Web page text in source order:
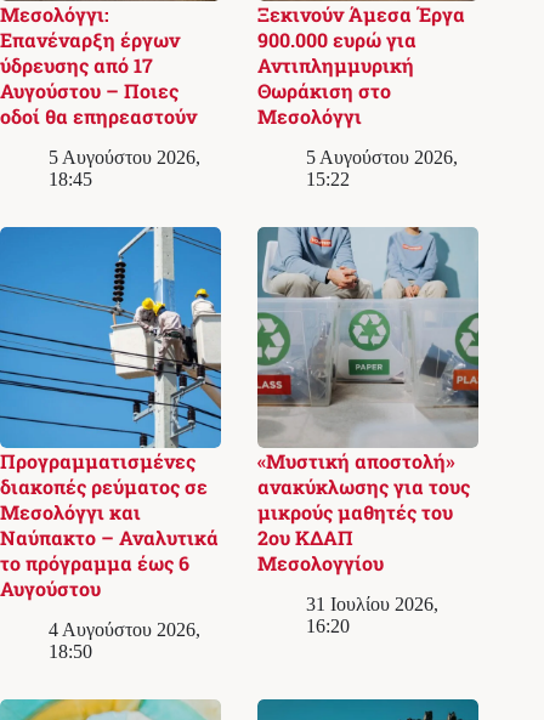
Μεσολόγγι:
Επανέναρξη έργων
ύδρευσης από 17
Αυγούστου – Ποιες
οδοί θα επηρεαστούν
5 Αυγούστου 2026,
18:45
Ξεκινούν Άμεσα Έργα
900.000 ευρώ για
Αντιπλημμυρική
Θωράκιση στο
Μεσολόγγι
5 Αυγούστου 2026,
15:22
Προγραμματισμένες
διακοπές ρεύματος σε
Μεσολόγγι και
Ναύπακτο – Αναλυτικά
το πρόγραμμα έως 6
Αυγούστου
4 Αυγούστου 2026,
18:50
«Μυστική αποστολή»
ανακύκλωσης για τους
μικρούς μαθητές του
2ου ΚΔΑΠ
Μεσολογγίου
31 Ιουλίου 2026,
16:20